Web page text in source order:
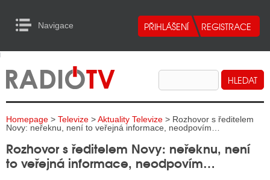
Navigace
RADIA
TELEVIZE
INTERNET
TISK
to Content
Homepage > Televize >Aktuality Televize > Rozhovor s ředitelem
Novy: neřeknu, není to veřejná informace, neodpovím…
Rozhovor s ředitelem Novy: neřeknu, není
to veřejná informace, neodpovím…